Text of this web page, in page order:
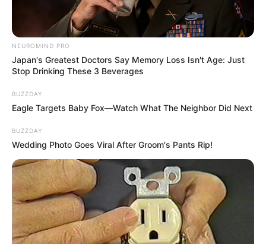
NEUROMIND PRO
Japan's Greatest Doctors Say Memory Loss Isn't Age: Just
Stop Drinking These 3 Beverages
BUZZDAY
Eagle Targets Baby Fox—Watch What The Neighbor Did Next
BUZZDAY
Wedding Photo Goes Viral After Groom's Pants Rip!